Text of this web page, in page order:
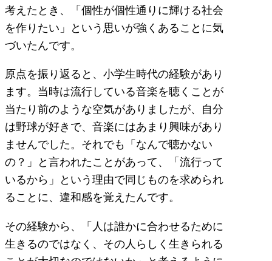
考えたとき、「個性が個性通りに輝ける社会
を作りたい」という思いが強くあることに気
づいたんです。
原点を振り返ると、小学生時代の経験があり
ます。当時は流行している音楽を聴くことが
当たり前のような空気がありましたが、自分
は野球が好きで、音楽にはあまり興味があり
ませんでした。それでも「なんで聴かない
の？」と言われたことがあって、「流行って
いるから」という理由で同じものを求められ
ることに、違和感を覚えたんです。
その経験から、「人は誰かに合わせるために
生きるのではなく、その人らしく生きられる